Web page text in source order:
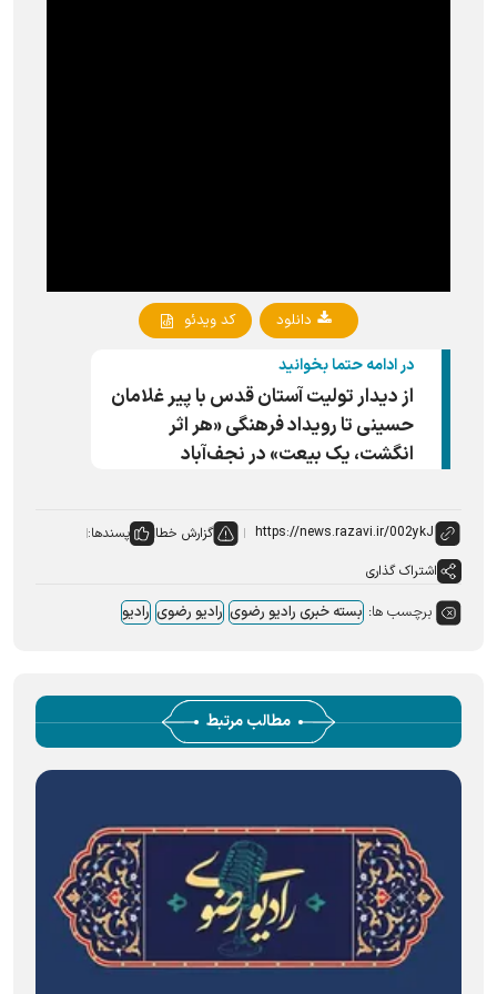
کد ویدئو دانلود
در ادامه حتما بخوانید
از دیدار تولیت آستان قدس با پیر غلامان
حسینی تا رویداد فرهنگی «هر اثر
انگشت، یک بیعت» در نجف‌آباد
گزارش خطا
پسندها:
اشتراک گذاری
برچسب ها: بسته خبری رادیو رضوی رادیو رضوی رادیو
مطالب مرتبط